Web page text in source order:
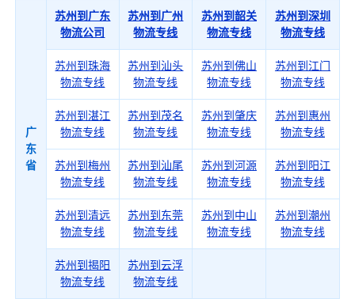
广
东
省
苏州到广东
物流公司
苏州到广州
物流专线
苏州到韶关
物流专线
苏州到深圳
物流专线
苏州到珠海
物流专线
苏州到汕头
物流专线
苏州到佛山
物流专线
苏州到江门
物流专线
苏州到湛江
物流专线
苏州到茂名
物流专线
苏州到肇庆
物流专线
苏州到惠州
物流专线
苏州到梅州
物流专线
苏州到汕尾
物流专线
苏州到河源
物流专线
苏州到阳江
物流专线
苏州到清远
物流专线
苏州到东莞
物流专线
苏州到中山
物流专线
苏州到潮州
物流专线
苏州到揭阳
物流专线
苏州到云浮
物流专线